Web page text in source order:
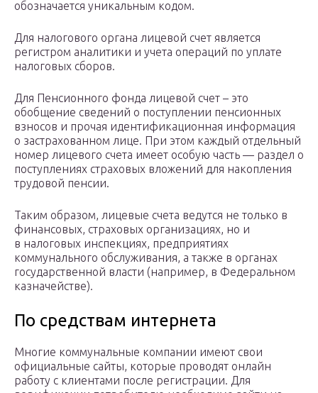
обозначается уникальным кодом.
Для налогового органа лицевой счет является
регистром аналитики и учета операций по уплате
налоговых сборов.
Для Пенсионного фонда лицевой счет – это
обобщение сведений о поступлении пенсионных
взносов и прочая идентификационная информация
о застрахованном лице. При этом каждый отдельный
номер лицевого счета имеет особую часть — раздел о
поступлениях страховых вложений для накопления
трудовой пенсии.
Таким образом, лицевые счета ведутся не только в
финансовых, страховых организациях, но и
в налоговых инспекциях, предприятиях
коммунального обслуживания, а также в органах
государственной власти (например, в Федеральном
казначействе).
По средствам интернета
Многие коммунальные компании имеют свои
официальные сайты, которые проводят онлайн
работу с клиентами после регистрации. Для